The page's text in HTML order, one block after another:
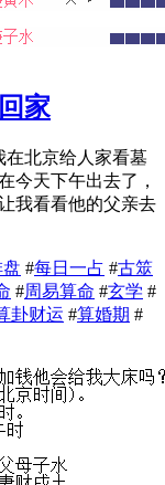
家
在北京给人家看墓
今天下午出去了，
我看看他的父亲去
#每日一占 #古筮
#周易算命 #玄学 #
卦财运 #算婚期 #